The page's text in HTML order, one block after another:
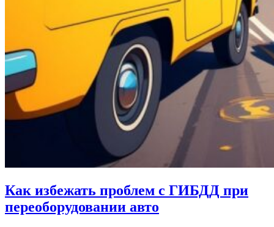
Как избежать проблем с ГИБДД при
переоборудовании авто